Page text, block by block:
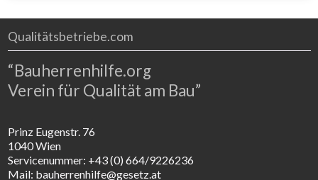
Qualitätsbetriebe.com
“Bauherrenhilfe.org
Verein für Qualität am Bau”
Prinz Eugenstr. 76
1040 Wien
Servicenummer: +43 (0) 664/9226236
Mail: bauherrenhilfe@gesetz.at